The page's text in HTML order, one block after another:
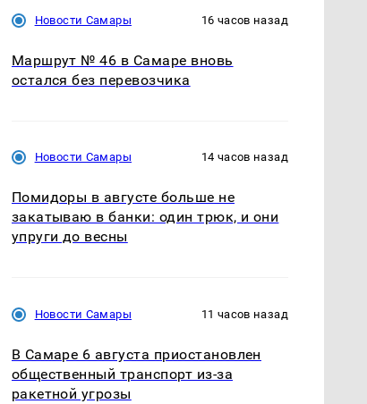
так?!
Кавказе: смотреть
Новости Самары 16 часов назад
Маршрут № 46 в Самаре вновь
остался без перевозчика
Новости Самары 14 часов назад
Помидоры в августе больше не
закатываю в банки: один трюк, и они
упруги до весны
Новости Самары 11 часов назад
В Самаре 6 августа приостановлен
общественный транспорт из-за
ракетной угрозы